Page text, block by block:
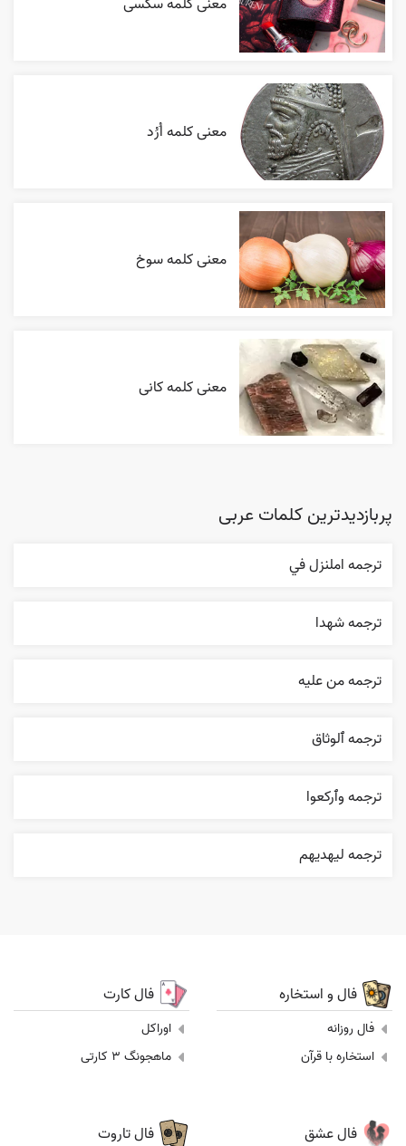
معنی کلمه اُرُد
معنی کلمه سوخ
معنی کلمه کانی
پربازدیدترین کلمات عربی
ترجمه املنزل في
ترجمه شهدا
ترجمه من عليه
ترجمه ٱلوثاق
ترجمه وٱرکعوا
ترجمه ليهديهم
فال و استخاره
فال روزانه
استخاره با قرآن
فال کارت
اوراکل
ماهجونگ 3 کارتی
فال عشق فال تاروت